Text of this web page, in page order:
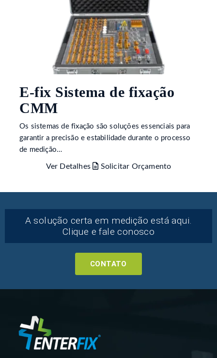
E-fix Sistema de fixação
CMM
Os sistemas de fixação são soluções essenciais para
garantir a precisão e estabilidade durante o processo
de medição…
Ver Detalhes Solicitar Orçamento
A solução certa em medição está aqui.
Clique e fale conosco
CONTATO